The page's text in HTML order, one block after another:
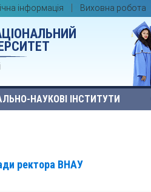
інформація Виховна робота
НАУКОВІ ІНСТИТУТИ
ректора ВНАУ